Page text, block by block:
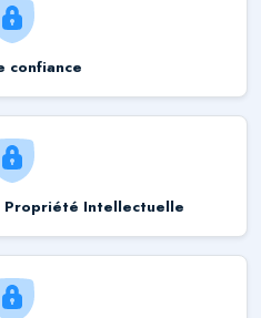
confiance
Propriété Intellectuelle